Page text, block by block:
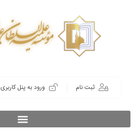
ثبت نام ورود به پنل کاربری